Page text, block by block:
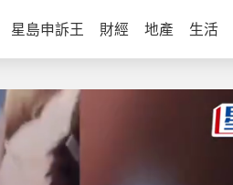
星島申訴王 財經 地產 生活